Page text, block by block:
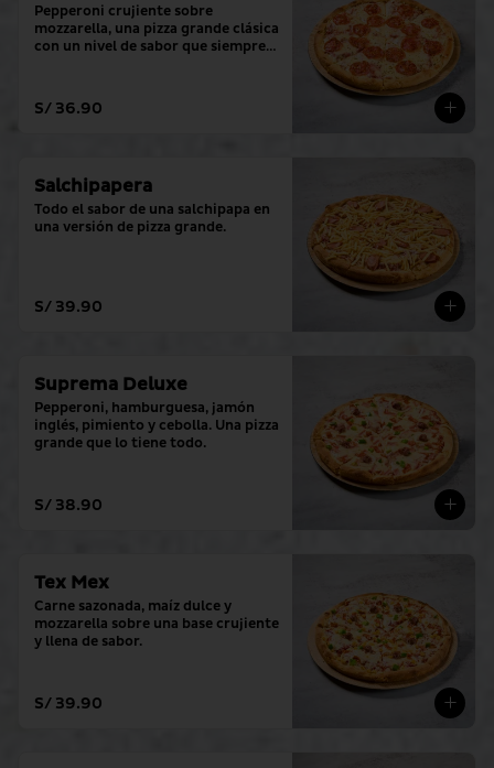
Pepperoni crujiente sobre
mozzarella, una pizza grande clásica
con un nivel de sabor que siempre
S/ 36.90
Salchipapera
Todo el sabor de una salchipapa en
una versión de pizza grande.
S/ 39.90
Suprema Deluxe
Pepperoni, hamburguesa, jamón
inglés, pimiento y cebolla. Una pizza
grande que lo tiene todo.
S/ 38.90
Tex Mex
Carne sazonada, maíz dulce y
mozzarella sobre una base crujiente
y llena de sabor.
S/ 39.90